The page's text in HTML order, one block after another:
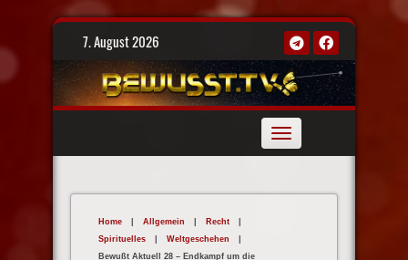
Skip
7. August 2026
Toggle
navigation
Home | Allgemein | Recht
|
Spirituelles
| Weltgeschehen
|
Bewußt Aktuell 28 – Endkampf um die